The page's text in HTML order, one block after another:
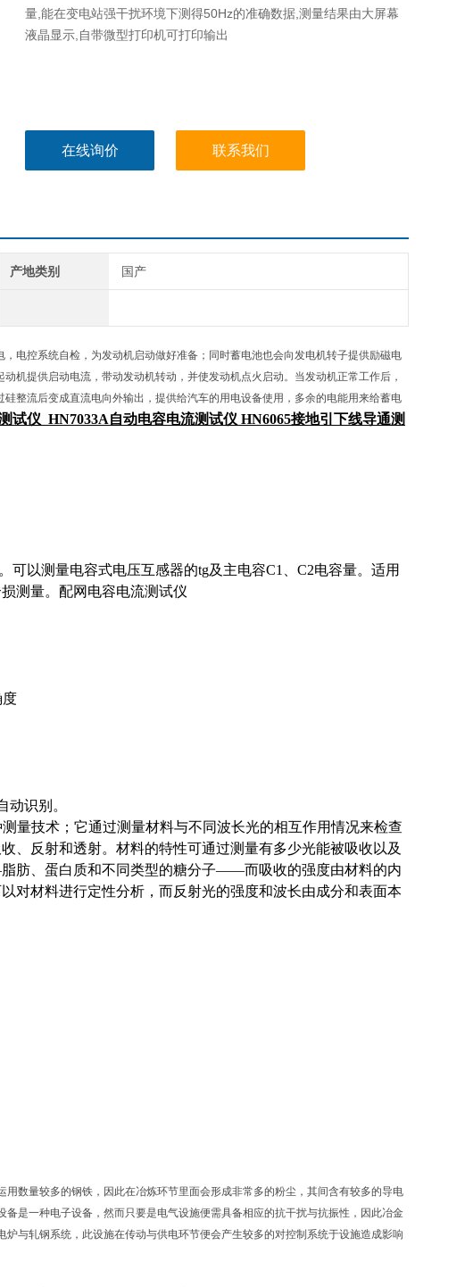
量,能在变电站强干扰环境下测得50Hz的准确数据,测量结果由大屏幕
液晶显示,自带微型打印机可打印输出
在线询价 联系我们
产地类别 国产
电控系统自检，为发动机启动做好准备；同时蓄电池也会向发电机转子提供励磁电
机提供启动电流，带动发动机转动，并使发动机点火启动。当发动机正常工作后，
整流后变成直流电向外输出，提供给汽车的用电设备使用，多余的电能用来给蓄电
试仪 HN7033A自动电容电流测试仪 HN6065接地引下线导通测
以测量电容式电压互感器的tg及主电容C1、C2电容量。适用
测量。配网电容电流测试仪
度
识别。
量技术；它通过测量材料与不同波长光的相互作用情况来检查
、反射和透射。材料的特性可通过测量有多少光能被吸收以及
肪、蛋白质和不同类型的糖分子——而吸收的强度由材料的内
对材料进行定性分析，而反射光的强度和波长由成分和表面本
数量较多的钢铁，因此在冶炼环节里面会形成非常多的粉尘，其间含有较多的导电
是一种电子设备，然而只要是电气设施便需具备相应的抗干扰与抗振性，因此冶金
与轧钢系统，此设施在传动与供电环节便会产生较多的对控制系统于设施造成影响